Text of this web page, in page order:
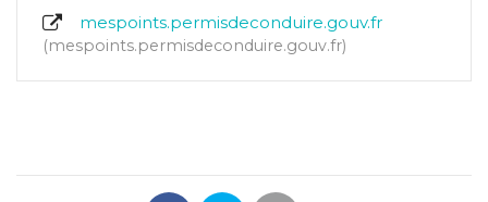
mespoints.permisdeconduire.gouv.fr
mespoints.permisdeconduire.gouv.fr